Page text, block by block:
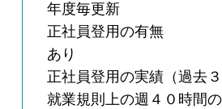
年度毎更新
正社員登用の有無
あり
正社員登用の実績（過去３
就業規則上の週４０時間